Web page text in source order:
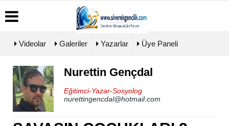
Üye
Paneli
Haber
Arşivi
Günün
Yazarları
Video
Foto
Videolar Galeriler Yazarlar Üye Paneli
Nurettin Gençdal
Eğitimci-Yazar-Sosyolog
nurettingencdal@hotmail.com